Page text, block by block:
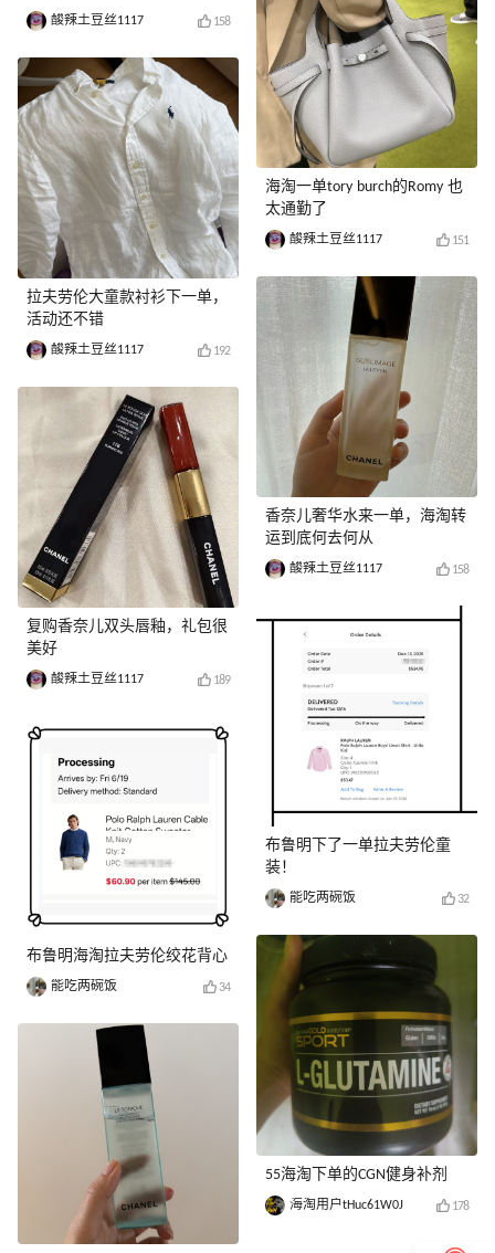
酸辣土豆丝1117 158
拉夫劳伦大童款衬衫下一单，
活动还不错
酸辣土豆丝1117 192
复购香奈儿双头唇釉，礼包很
美好
酸辣土豆丝1117 189
布鲁明海淘拉夫劳伦绞花背心
能吃两碗饭 34
海淘一单tory burch的Romy 也
太通勤了
酸辣土豆丝1117 151
香奈儿奢华水来一单，海淘转
运到底何去何从
酸辣土豆丝1117 158
布鲁明下了一单拉夫劳伦童
装！
能吃两碗饭 32
55海淘下单的CGN健身补剂
海淘用户tHuc61W0J 178